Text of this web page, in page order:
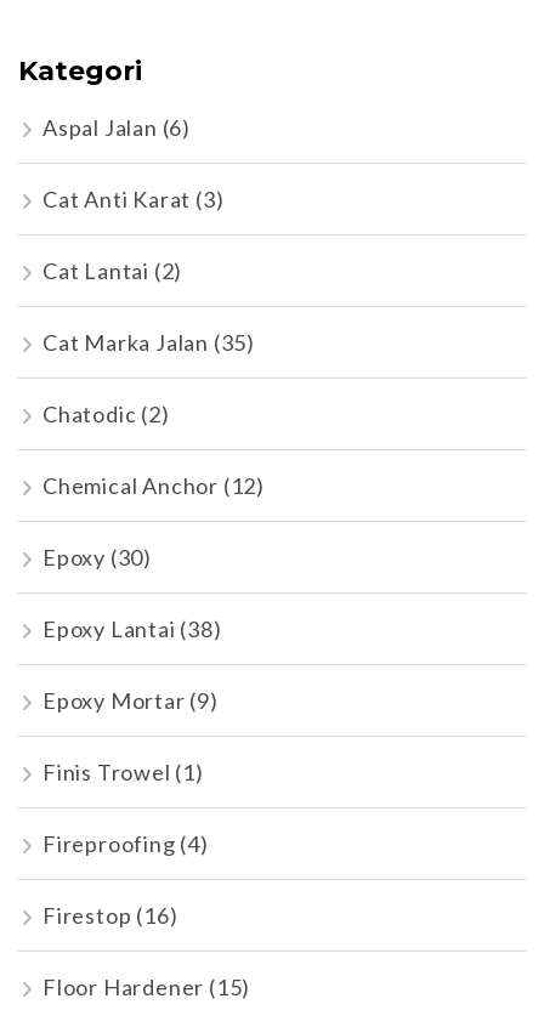
Kategori
Aspal Jalan (6)
Cat Anti Karat (3)
Cat Lantai (2)
Cat Marka Jalan (35)
Chatodic (2)
Chemical Anchor (12)
Epoxy (30)
Epoxy Lantai (38)
Epoxy Mortar (9)
Finis Trowel (1)
Fireproofing (4)
Firestop (16)
Floor Hardener (15)